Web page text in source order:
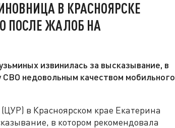
В КРАСНОЯРСКЕ
ПОСЛЕ ЖАЛОБ НА
извинилась за высказывание, в
СВО недовольным качеством мобильного
в Красноярском крае Екатерина
в котором рекомендовала